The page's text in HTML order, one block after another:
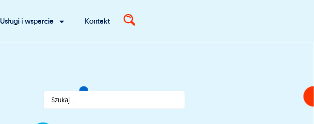
Usługi i wsparcie Kontakt